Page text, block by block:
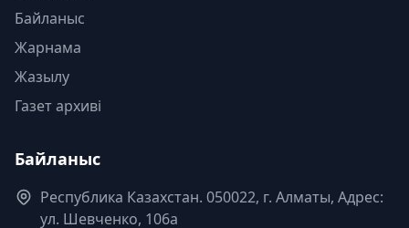
Байланыс
Жарнама
Жазылу
Газет архиві
Байланыс
Республика Казахстан. 050022, г. Алматы, Адрес:
ул. Шевченко, 106а